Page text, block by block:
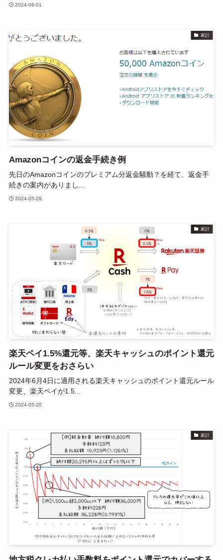
2024-06-01
家計
Amazonコインの返金手続き例
先日のAmazonコインのプレミアム分返金騒動？を経て、返金手
続きの案内がありまし...
2024-05-28
家計
楽天ペイ1.5%還元等、楽天キャッシュのポイント還元
ルール変更をおさらい
2024年6月4日に適用される楽天キャッシュのポイント還元ルール
変更、楽天ペイが1.5...
2024-05-20
家計